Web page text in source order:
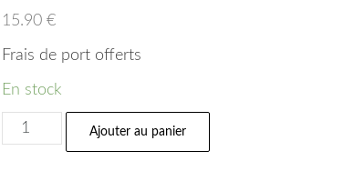
15.90€
Frais de port offerts
En stock
Ajouter au panier